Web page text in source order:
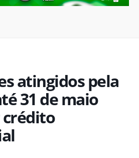
atingidos pela
31 de maio